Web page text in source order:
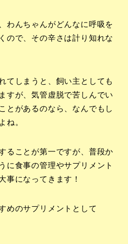
わんちゃんがどんなに呼吸を
ので、その辛さは計り知れな
てしまうと、飼い主としても
すが、気管虚脱で苦しんでい
とがあるのなら、なんでもし
ね。
ることが第一ですが、普段か
に食事の管理やサプリメント
事になってきます！
めのサプリメントとして